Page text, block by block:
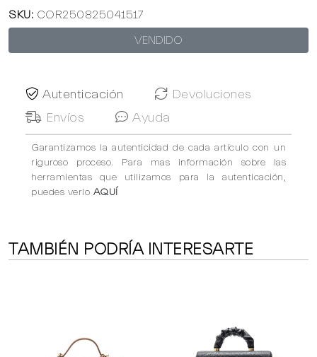
SKU: COR250825041517
VENDIDO
Autenticación
Devoluciones
Envíos
Ayuda
Garantizamos la autenticidad de cada artículo con un
riguroso proceso. Para mas información sobre las
herramientas que utilizamos para la autenticación,
puedes verlo AQUÍ
TAMBIÉN PODRÍA INTERESARTE